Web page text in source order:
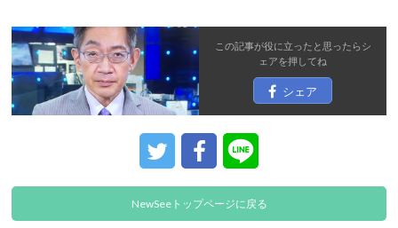
この記事が役に立ったと思ったらシ
ェアを押してね
シェア
NewSeeトップページに戻る